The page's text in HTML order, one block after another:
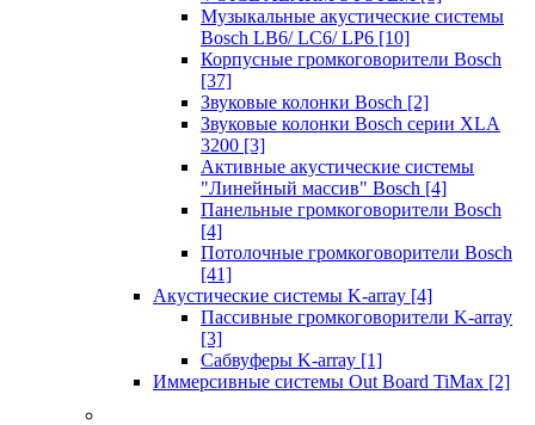
Музыкальные акустические системы
Bosch LB6/ LC6/ LP6 [10]
Корпусные громкоговорители Bosch
[37]
Звуковые колонки Bosch [2]
Звуковые колонки Bosch серии XLA
3200 [3]
Активные акустические системы
"Линейный массив" Bosch [4]
Панельные громкоговорители Bosch
[4]
Потолочные громкоговорители Bosch
[41]
Акустические системы K-array [4]
Пассивные громкоговорители K-array
[3]
Сабвуферы K-array [1]
Иммерсивные системы Out Board TiMax [2]